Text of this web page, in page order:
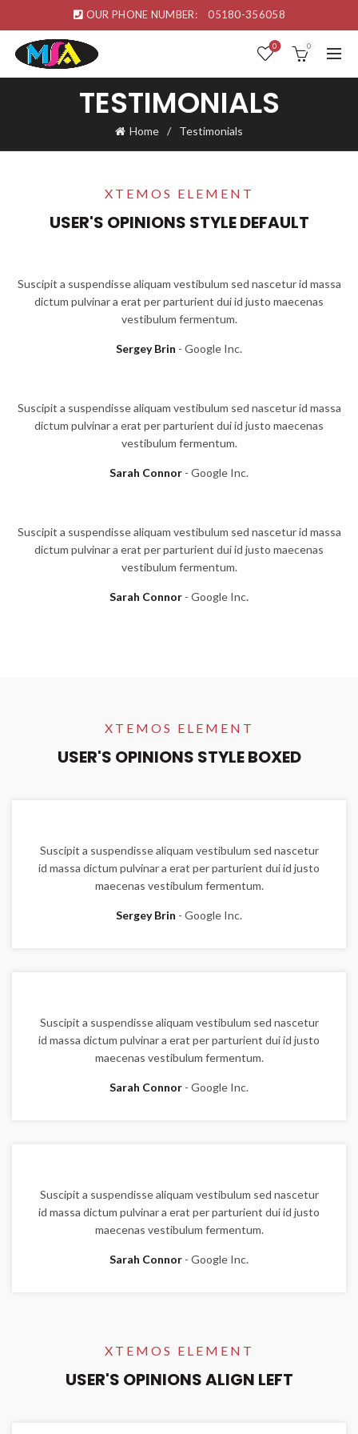
OUR PHONE NUMBER: 05180-356058
0 0
TESTIMONIALS
Home Testimonials
XTEMOS ELEMENT
USER'S OPINIONS STYLE DEFAULT
Suscipit a suspendisse aliquam vestibulum sed nascetur id massa
dictum pulvinar a erat per parturient dui id justo maecenas
vestibulum fermentum.
Sergey Brin Google Inc.
Suscipit a suspendisse aliquam vestibulum sed nascetur id massa
dictum pulvinar a erat per parturient dui id justo maecenas
vestibulum fermentum.
Sarah Connor Google Inc.
Suscipit a suspendisse aliquam vestibulum sed nascetur id massa
dictum pulvinar a erat per parturient dui id justo maecenas
vestibulum fermentum.
Sarah Connor Google Inc.
XTEMOS ELEMENT
USER'S OPINIONS STYLE BOXED
Suscipit a suspendisse aliquam vestibulum sed nascetur
id massa dictum pulvinar a erat per parturient dui id justo
maecenas vestibulum fermentum.
Sergey Brin Google Inc.
Suscipit a suspendisse aliquam vestibulum sed nascetur
id massa dictum pulvinar a erat per parturient dui id justo
maecenas vestibulum fermentum.
Sarah Connor Google Inc.
Suscipit a suspendisse aliquam vestibulum sed nascetur
id massa dictum pulvinar a erat per parturient dui id justo
maecenas vestibulum fermentum.
Sarah Connor Google Inc.
XTEMOS ELEMENT
USER'S OPINIONS ALIGN LEFT